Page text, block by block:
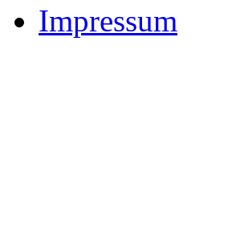
Impressum